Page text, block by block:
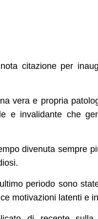
citazione per
vera e propria
e invalidante che
divenuta sempre
periodo sono
motivazioni latenti e